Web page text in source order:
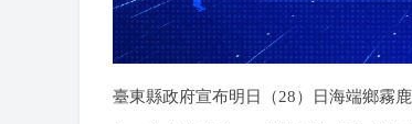
臺東縣政府宣布明日（28）日海端鄉霧